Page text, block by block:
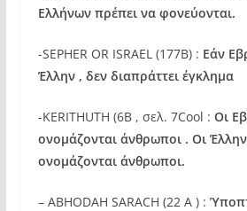
Ελλήνων πρέπει να φονεύονται.
-SEPHER OR ISRAEL (177B) : Εάν
Έλλην , δεν διαπράττει έγκλημα
-ΚERITHUTH (6B , σελ. 7Cool : Οι
ονομάζονται άνθρωποι . Οι
ονομάζονται άνθρωποι.
– ABHODAH SARACH (22 Α ) :